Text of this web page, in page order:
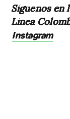
Síguenos en
Línea
Instagram